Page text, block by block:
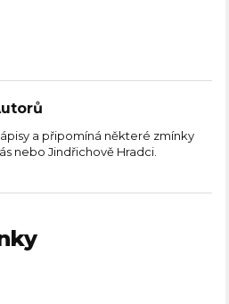
a připomíná některé zmínky
nebo Jindřichově Hradci.